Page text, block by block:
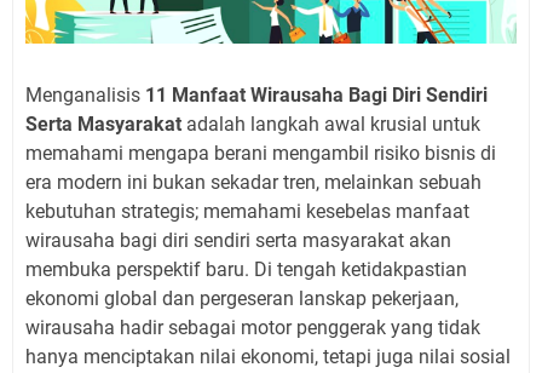
Menganalisis 11 Manfaat Wirausaha Bagi Diri Sendiri
Serta Masyarakat adalah langkah awal krusial untuk
memahami mengapa berani mengambil risiko bisnis di
era modern ini bukan sekadar tren, melainkan sebuah
kebutuhan strategis; memahami kesebelas manfaat
wirausaha bagi diri sendiri serta masyarakat akan
membuka perspektif baru. Di tengah ketidakpastian
ekonomi global dan pergeseran lanskap pekerjaan,
wirausaha hadir sebagai motor penggerak yang tidak
hanya menciptakan nilai ekonomi, tetapi juga nilai sosial